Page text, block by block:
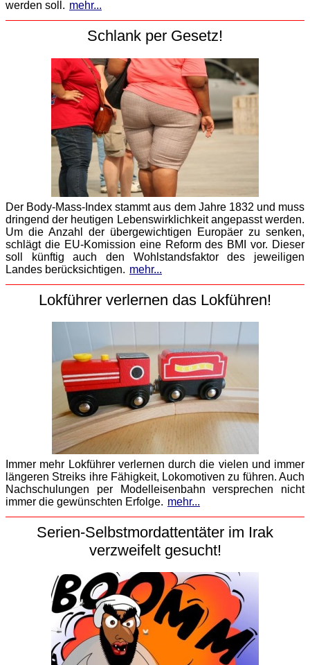
werden soll. mehr...
Schlank per Gesetz!
Der Body-Mass-Index stammt aus dem Jahre 1832 und muss
dringend der heutigen Lebenswirklichkeit angepasst werden.
Um die Anzahl der übergewichtigen Europäer zu senken,
schlägt die EU-Komission eine Reform des BMI vor. Dieser
soll künftig auch den Wohlstandsfaktor des jeweiligen
Landes berücksichtigen. mehr...
Lokführer verlernen das Lokführen!
Immer mehr Lokführer verlernen durch die vielen und immer
längeren Streiks ihre Fähigkeit, Lokomotiven zu führen. Auch
Nachschulungen per Modelleisenbahn versprechen nicht
immer die gewünschten Erfolge. mehr...
Serien-Selbstmordattentäter im Irak
verzweifelt gesucht!